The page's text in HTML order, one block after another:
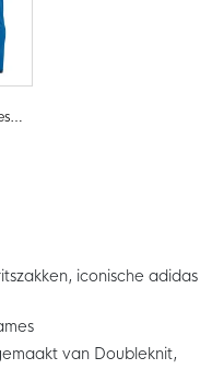
iconische adidas
van Doubleknit,